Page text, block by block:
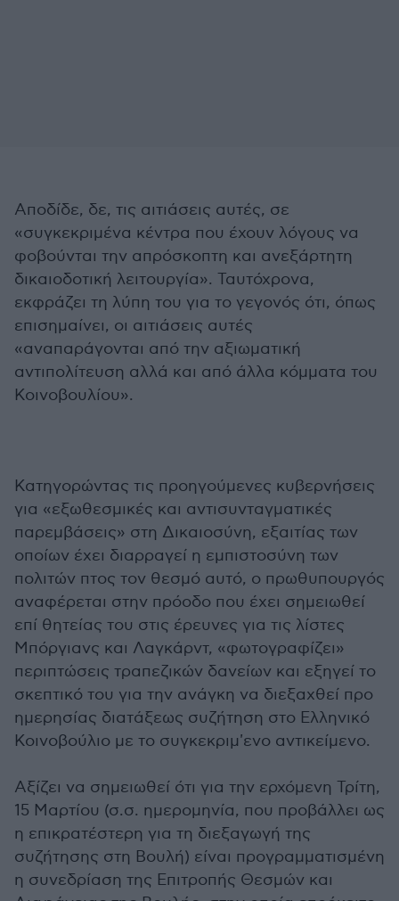
Αποδίδε, δε, τις αιτιάσεις αυτές, σε
«συγκεκριμένα κέντρα που έχουν λόγους να
φοβούνται την απρόσκοπτη και ανεξάρτητη
δικαιοδοτική λειτουργία». Ταυτόχρονα,
εκφράζει τη λύπη του για το γεγονός ότι, όπως
επισημαίνει, οι αιτιάσεις αυτές
«αναπαράγονται από την αξιωματική
αντιπολίτευση αλλά και από άλλα κόμματα του
Κοινοβουλίου».
Κατηγορώντας τις προηγούμενες κυβερνήσεις
για «εξωθεσμικές και αντισυνταγματικές
παρεμβάσεις» στη Δικαιοσύνη, εξαιτίας των
οποίων έχει διαρραγεί η εμπιστοσύνη των
πολιτών πτος τον θεσμό αυτό, ο πρωθυπουργός
αναφέρεται στην πρόοδο που έχει σημειωθεί
επί θητείας του στις έρευνες για τις λίστες
Μπόργιανς και Λαγκάρντ, «φωτογραφίζει»
περιπτώσεις τραπεζικών δανείων και εξηγεί το
σκεπτικό του για την ανάγκη να διεξαχθεί προ
ημερησίας διατάξεως συζήτηση στο Ελληνικό
Κοινοβούλιο με το συγκεκριμ'ενο αντικείμενο.
Αξίζει να σημειωθεί ότι για την ερχόμενη Τρίτη,
15 Μαρτίου (σ.σ. ημερομηνία, που προβάλλει ως
η επικρατέστερη για τη διεξαγωγή της
συζήτησης στη Βουλή) είναι προγραμματισμένη
η συνεδρίαση της Επιτροπής Θεσμών και